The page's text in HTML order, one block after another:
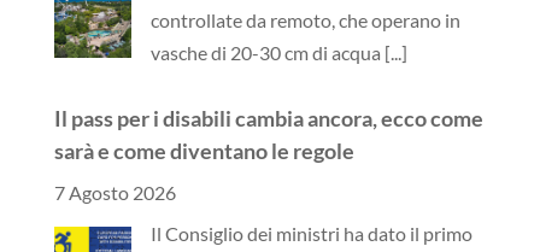
controllate da remoto, che operano in
vasche di 20-30 cm di acqua [...]
Il pass per i disabili cambia ancora, ecco come
sarà e come diventano le regole
7 Agosto 2026
Il Consiglio dei ministri ha dato il primo